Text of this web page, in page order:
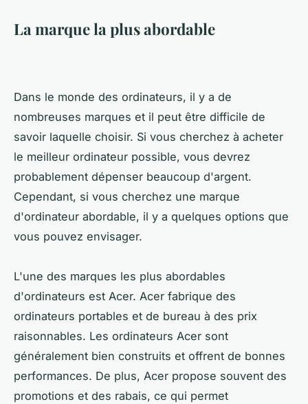
La marque la plus abordable
Dans le monde des ordinateurs, il y a de
nombreuses marques et il peut être difficile de
savoir laquelle choisir. Si vous cherchez à acheter
le meilleur ordinateur possible, vous devrez
probablement dépenser beaucoup d'argent.
Cependant, si vous cherchez une marque
d'ordinateur abordable, il y a quelques options que
vous pouvez envisager.
L'une des marques les plus abordables
d'ordinateurs est Acer. Acer fabrique des
ordinateurs portables et de bureau à des prix
raisonnables. Les ordinateurs Acer sont
généralement bien construits et offrent de bonnes
performances. De plus, Acer propose souvent des
promotions et des rabais, ce qui permet